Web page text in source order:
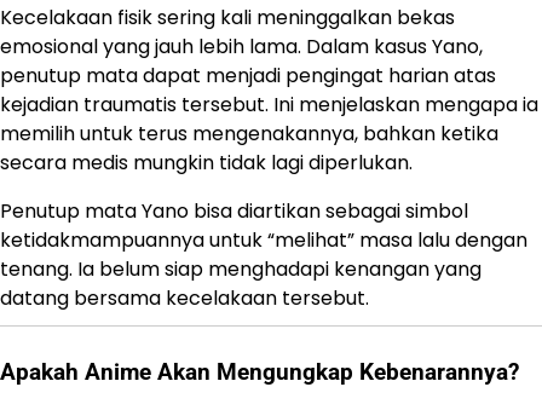
Kecelakaan fisik sering kali meninggalkan bekas
emosional yang jauh lebih lama. Dalam kasus Yano,
penutup mata dapat menjadi pengingat harian atas
kejadian traumatis tersebut. Ini menjelaskan mengapa ia
memilih untuk terus mengenakannya, bahkan ketika
secara medis mungkin tidak lagi diperlukan.
Penutup mata Yano bisa diartikan sebagai simbol
ketidakmampuannya untuk “melihat” masa lalu dengan
tenang. Ia belum siap menghadapi kenangan yang
datang bersama kecelakaan tersebut.
Apakah Anime Akan Mengungkap Kebenarannya?